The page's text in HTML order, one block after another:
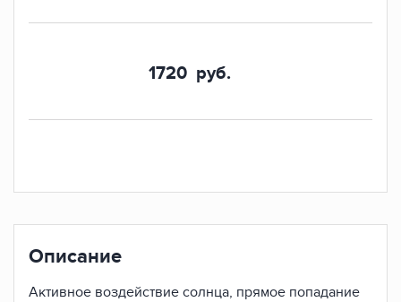
1720 руб.
Описание
Активное воздействие солнца, прямое попадание